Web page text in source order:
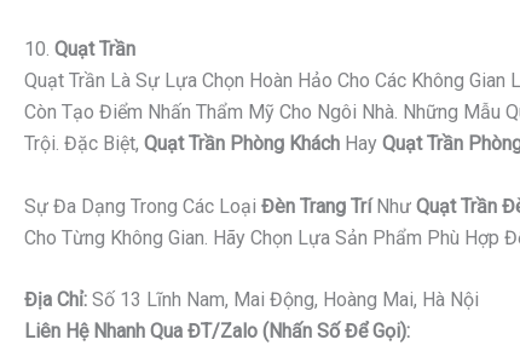
10. Quạt Trần
Quạt Trần Là Sự Lựa Chọn Hoàn Hảo Cho Các Không
Còn Tạo Điểm Nhấn Thẩm Mỹ Cho Ngôi Nhà. Những Mẫu
Trội. Đặc Biệt, Quạt Trần Phòng Khách Hay Quạt Trần
Sự Đa Dạng Trong Các Loại Đèn Trang TríNhư Quạt Trần
Cho Từng Không Gian. Hãy Chọn Lựa Sản Phẩm Phù Hợp
Địa Chỉ: Số 13 Lĩnh Nam, Mai Động, Hoàng Mai, Hà Nội
Liên Hệ Nhanh Qua ĐT/Zalo (nhấn Số Để Gọi):